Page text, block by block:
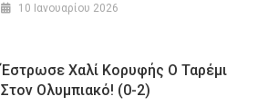
10 Ιανουαρίου 2026
Έστρωσε Χαλί Κορυφής Ο Ταρέμι
Στον Ολυμπιακό! (0-2)